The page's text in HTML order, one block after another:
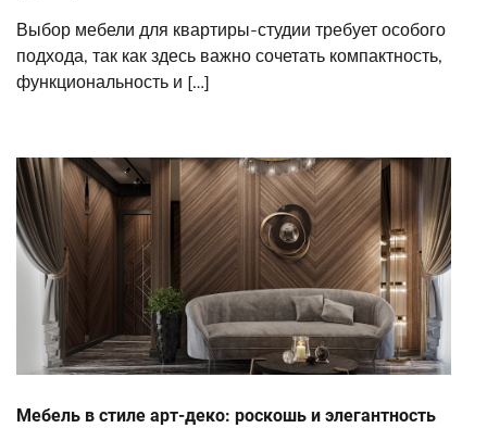
Выбор мебели для квартиры-студии требует особого
подхода, так как здесь важно сочетать компактность,
функциональность и […]
Мебель в стиле арт-деко: роскошь и элегантность